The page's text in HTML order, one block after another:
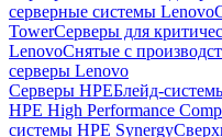
серверные системы Lenovo
TowerСерверы для
LenovoСнятые с
серверы Lenovo
Серверы HPEБлейд-
HPE High Performance
системы HPE Synergy